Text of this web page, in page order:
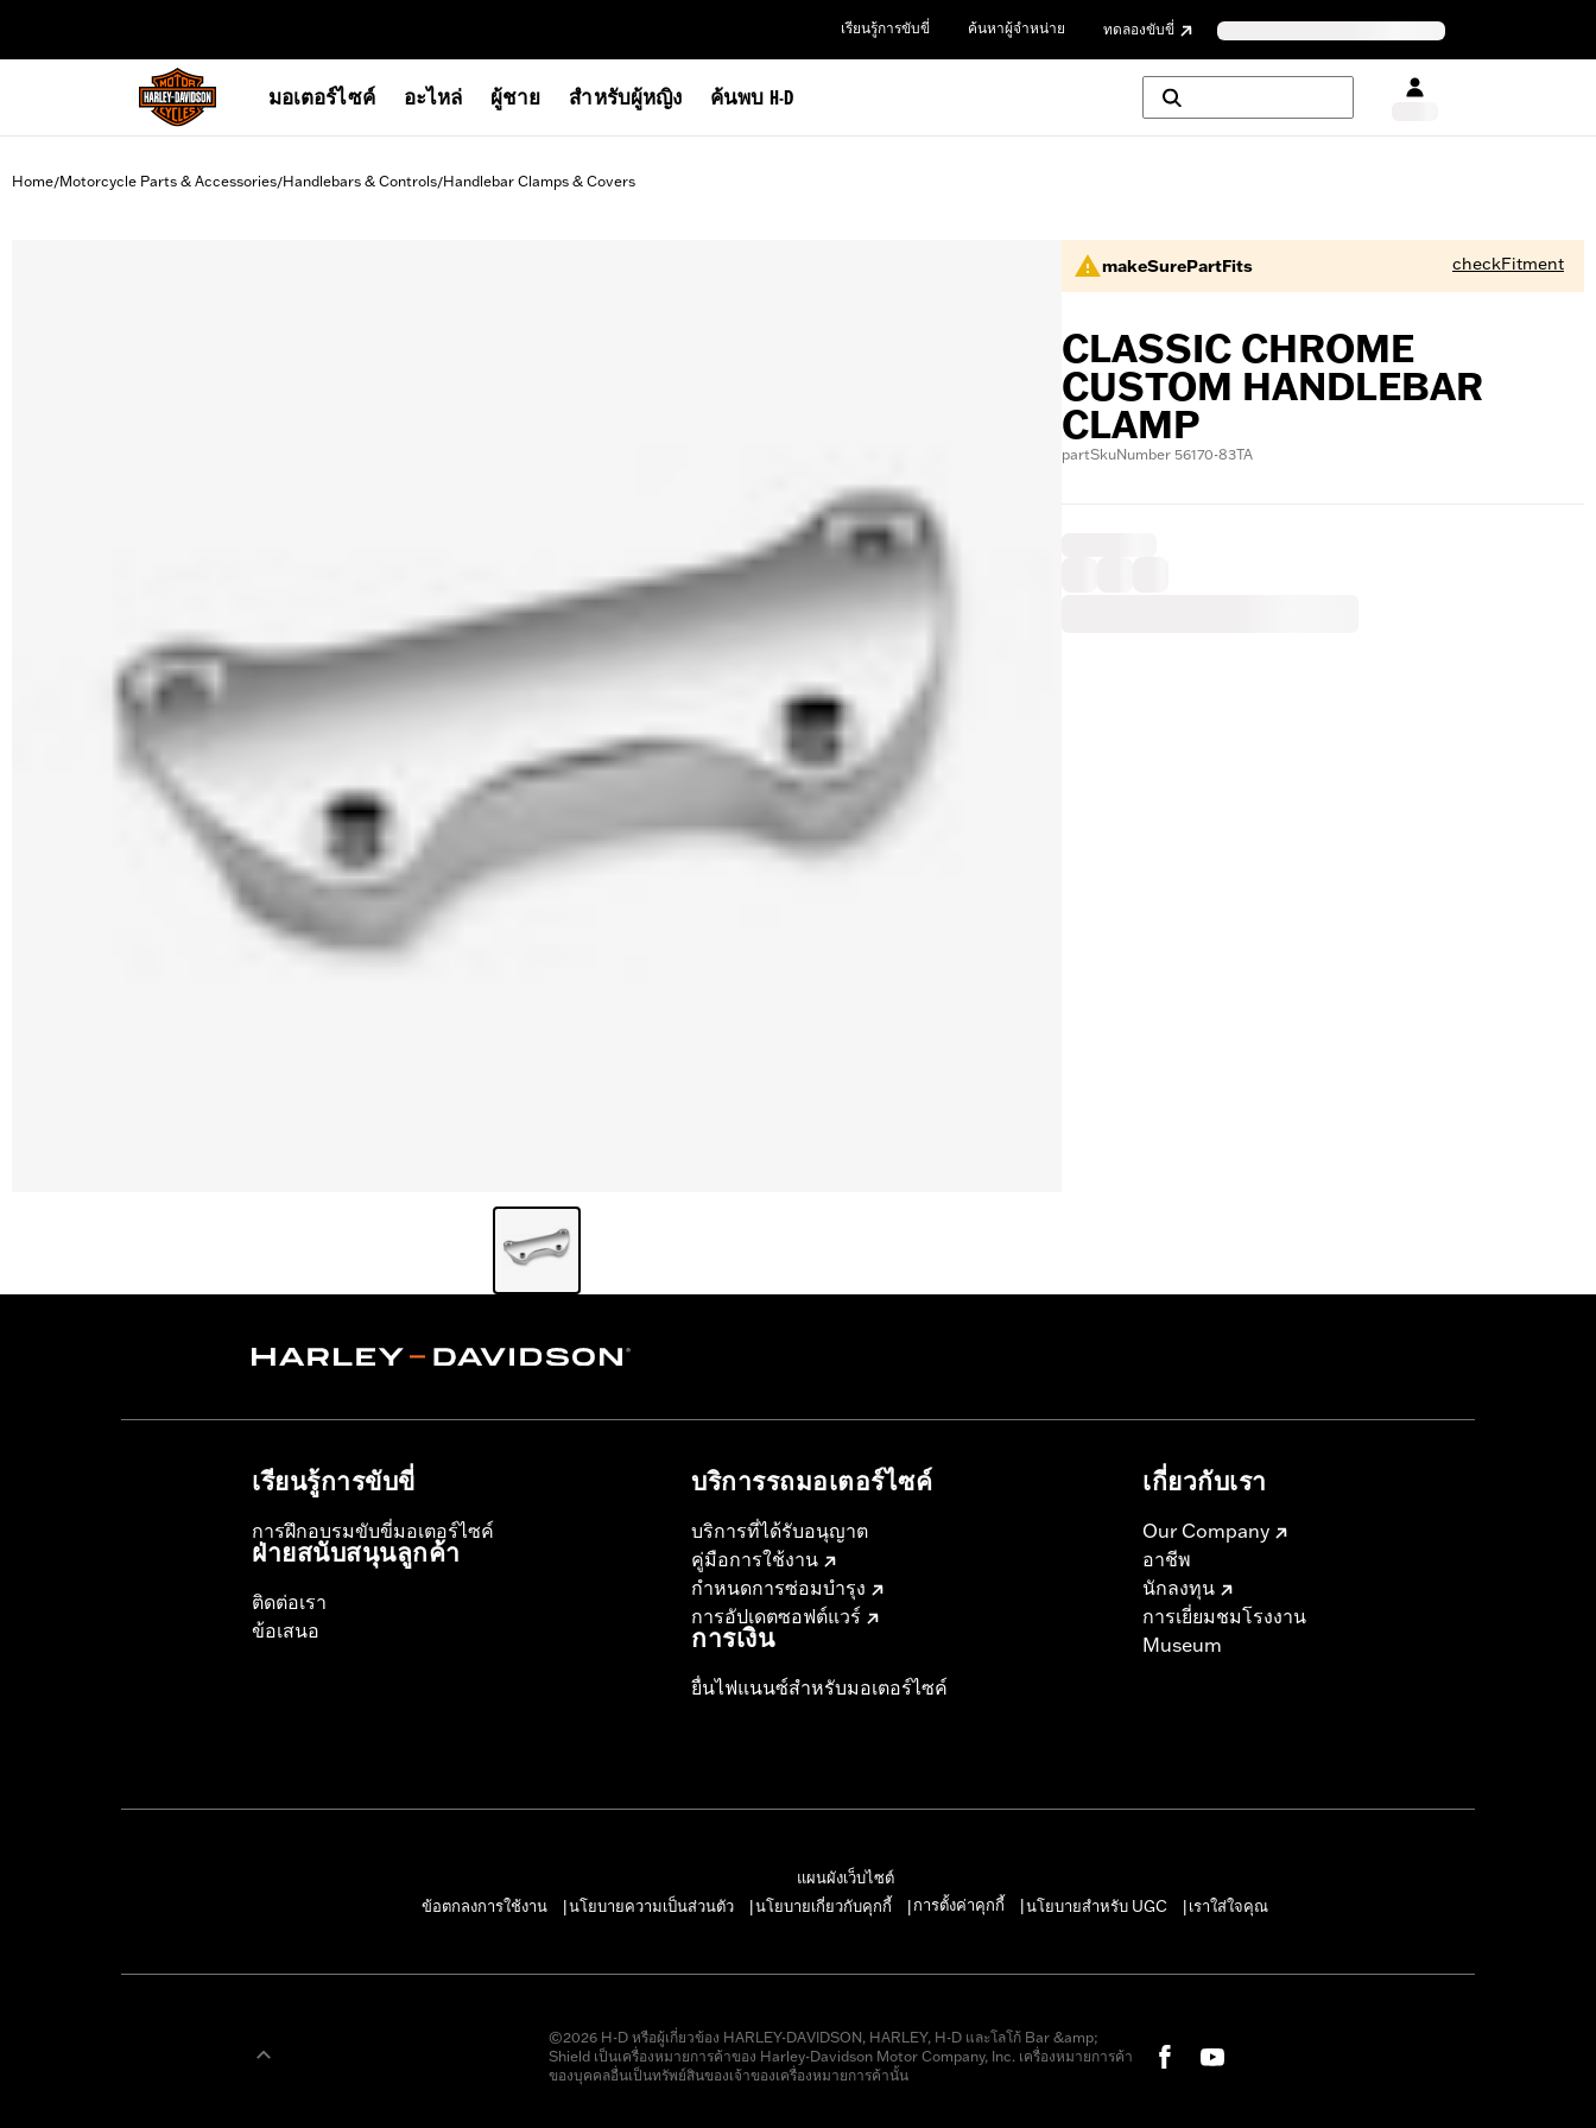
เรียนรู้การขับขี่ ค้นหาผู้จำหน่าย ทดลองขับขี่
มอเตอร์ไซค์ อะไหล่ ผู้ชาย สำหรับผู้หญิง ค้นพบ H-D
Home/Motorcycle Parts & Accessories/Handlebars & Controls/Handlebar Clamps & Covers
makeSurePartFits checkFitment
CLASSIC CHROME
CUSTOM HANDLEBAR
CLAMP
partSkuNumber 56170-83TA
เรียนรู้การขับขี่
การฝึกอบรมขับขี่มอเตอร์ไซค์
ฝ่ายสนับสนุนลูกค้า
ติดต่อเรา
ข้อเสนอ
บริการรถมอเตอร์ไซค์​
บริการที่ได้รับอนุญาต
คู่มือการใช้งาน
กำหนดการซ่อมบำรุง
การอัปเดตซอฟต์แวร์
การเงิน
ยื่นไฟแนนซ์สำหรับมอเตอร์ไซค์
เกี่ยวกับเรา
Our Company
อาชีพ
นักลงทุน
การเยี่ยมชมโรงงาน
Museum
แผนผังเว็บไซต์
ข้อตกลงการใช้งาน
นโยบายความเป็นส่วนตัว นโยบายเกี่ยวกับคุกกี้ การตั้งค่าคุกกี้ นโยบายสำหรับ UGC เราใส่ใจคุณ
©2026 H-D หรือผู้เกี่ยวข้อง HARLEY-DAVIDSON, HARLEY, H-D และโลโก้ Bar &amp;
Shield เป็นเครื่องหมายการค้าของ Harley-Davidson Motor Company, Inc. เครื่องหมายการค้า
ของบุคคลอื่นเป็นทรัพย์สินของเจ้าของเครื่องหมายการค้านั้น